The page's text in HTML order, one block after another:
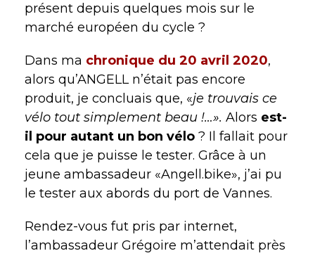
présent depuis quelques mois sur le
marché européen du cycle ?
Dans ma chronique du 20 avril 2020,
alors qu’ANGELL n’était pas encore
produit, je concluais que, «je trouvais ce
vélo tout simplement beau !…». Alors est-
il pour autant un bon vélo ? Il fallait pour
cela que je puisse le tester. Grâce à un
jeune ambassadeur «Angell.bike», j’ai pu
le tester aux abords du port de Vannes.
Rendez-vous fut pris par internet,
l’ambassadeur Grégoire m’attendait près